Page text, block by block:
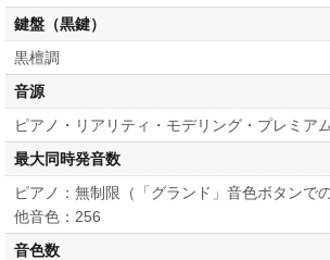
鍵盤（黒鍵）
黒檀調
音源
ピアノ・リアリティ・モデリング・プレミア
最大同時発音数
ピアノ：無制限（「グランド」音色ボタンで
他音色：256
音色数